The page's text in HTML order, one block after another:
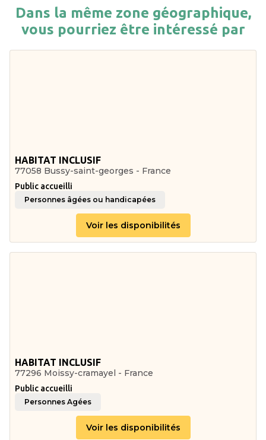
Dans la même zone géographique,
vous pourriez être intéressé par
HABITAT INCLUSIF
77058 Bussy-saint-georges - France
Public accueilli
Personnes âgées ou handicapées
Voir les disponibilités
HABITAT INCLUSIF
77296 Moissy-cramayel - France
Public accueilli
Personnes Agées
Voir les disponibilités